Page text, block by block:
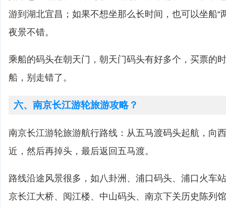
游到湖北宜昌；如果不想坐那么长时间，也可以坐船“
夜景不错。
乘船的码头在朝天门，朝天门码头有好多个，买票的
船，别走错了。
六、南京长江游轮旅游攻略？
南京长江游轮旅游航行路线：从五马渡码头起航，向
近，然后再掉头，最后返回五马渡。
路线沿途风景很多，如八卦洲、浦口码头、浦口火车
京长江大桥、阅江楼、中山码头、南京下关历史陈列